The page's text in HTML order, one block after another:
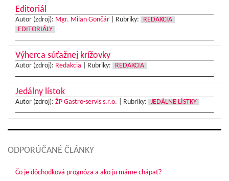
Editoriál
Autor (zdroj): Mgr. Milan Gončár Rubriky:
REDAKCIA
EDITORIÁLY
Výherca súťažnej krížovky
Autor (zdroj): Redakcia Rubriky: REDAKCIA
Jedálny lístok
Autor (zdroj): ŽP Gastro-servis s.r.o. Rubriky: JEDÁLNE LÍSTKY
ODPORÚČANÉ ČLÁNKY
Čo je dôchodková prognóza a ako ju máme chápať?